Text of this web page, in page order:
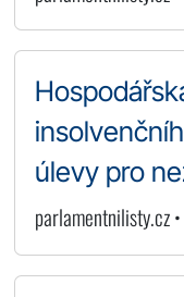
úlevy pro
parlamentnilisty.cz